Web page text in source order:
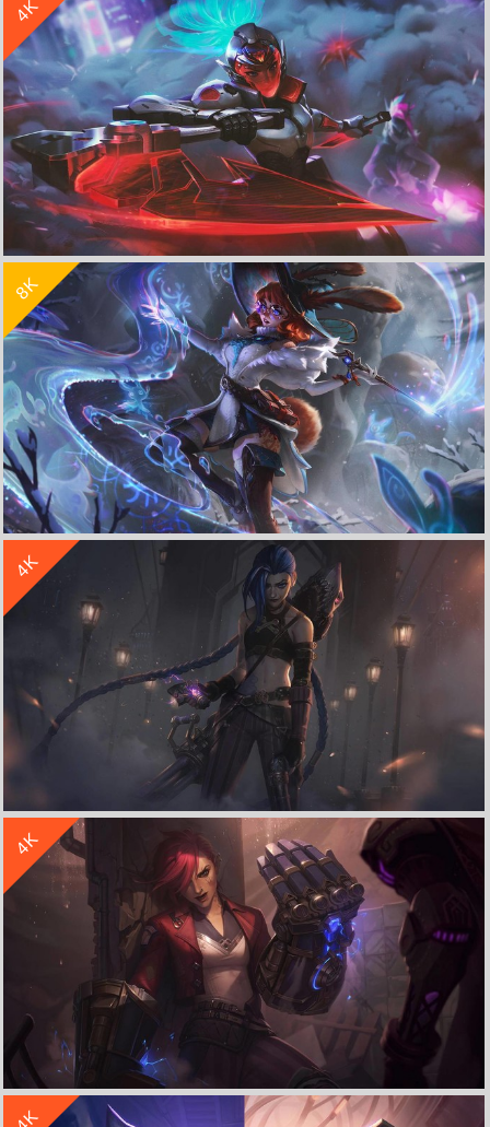
LOL英雄联盟 铸星龙王 青花瓷 奥瑞利安索尔8K游戏壁纸
4K
《英雄联盟 LOL》离群之刺 源计划 暗影 阿卡丽 4K游戏高清壁纸
8K
LOL 英雄联盟 双界灵兔 原画 阿萝拉 8k游戏壁纸7680x4320
立 即 下 载
收 藏
4K
英雄联盟lol双城之战 金克丝 5K高清壁纸
立 即 下 载
收 藏
4K
立 即 下 载
收 藏
4K
立 即 下 载
收 藏